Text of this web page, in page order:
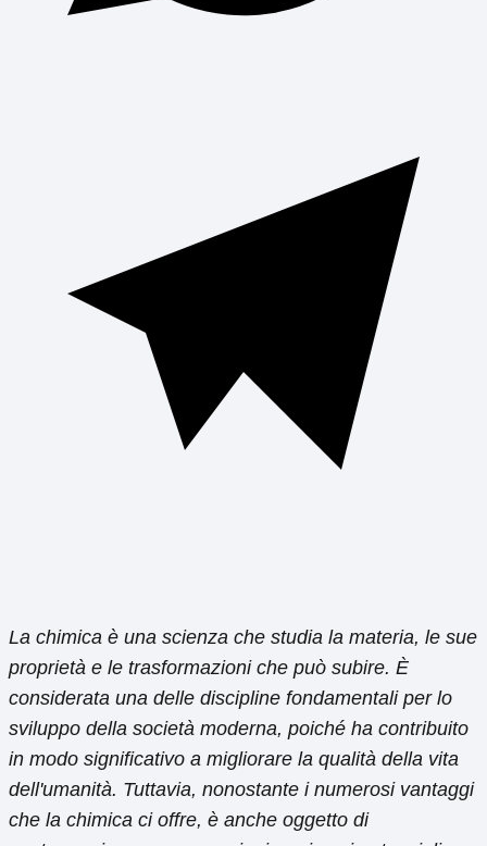
La chimica è una scienza che studia la materia, le sue
proprietà e le trasformazioni che può subire. È
considerata una delle discipline fondamentali per lo
sviluppo della società moderna, poiché ha contribuito
in modo significativo a migliorare la qualità della vita
dell'umanità. Tuttavia, nonostante i numerosi vantaggi
che la chimica ci offre, è anche oggetto di